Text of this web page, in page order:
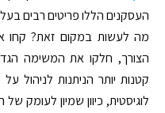
העסקנים הללו פריטים רבים
מה לעשות במקום זאת? קחו
הצורך, חלקו את המשימה
קטנות יותר הניתנות לניהול
לוגיסטית, כיוון שמיון לעומק